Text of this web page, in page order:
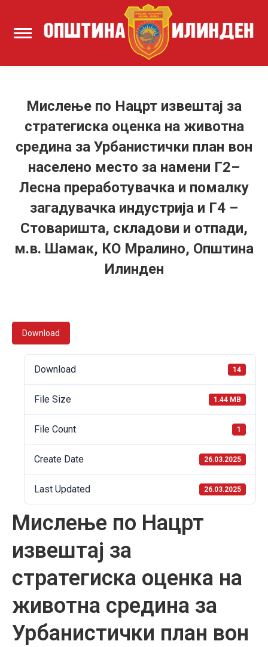
Мислење по Нацрт извештај за
стратегиска оценка на животна
средина за Урбанистички план вон
населено место за намени Г2–
Лесна преработувачка и помалку
загадувачка индустрија и Г4 –
Стоваришта, складови и отпади,
м.в. Шамак, КО Мралино, Општина
Илинден
Download
Download 14
File Size 1.44 MB
File Count 1
Create Date 26.03.2025
Last Updated 26.03.2025
Мислење по Нацрт
извештај за
стратегиска оценка на
животна средина за
Урбанистички план вон